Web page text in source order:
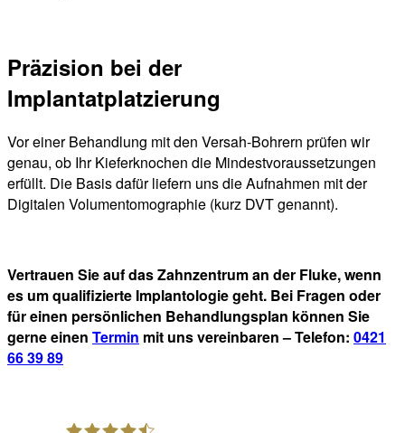
Präzision bei der
Implantatplatzierung
Vor einer Behandlung mit den Versah-Bohrern prüfen wir
genau, ob Ihr Kieferknochen die Mindestvoraussetzungen
erfüllt. Die Basis dafür liefern uns die Aufnahmen mit der
Digitalen Volumentomographie (kurz DVT genannt).
Vertrauen Sie auf das Zahnzentrum an der Fluke, wenn
es um qualifizierte Implantologie geht. Bei Fragen oder
für einen persönlichen Behandlungsplan können Sie
gerne einen Termin mit uns vereinbaren – Telefon: 0421
66 39 89